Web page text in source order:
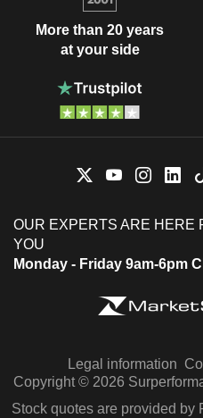
More than 20 years
at your side
OUR EXPERTS ARE HERE
YOU
Monday - Friday 9am-6pm
Legal information
Copyright © 2026
Stock quotes are provided by